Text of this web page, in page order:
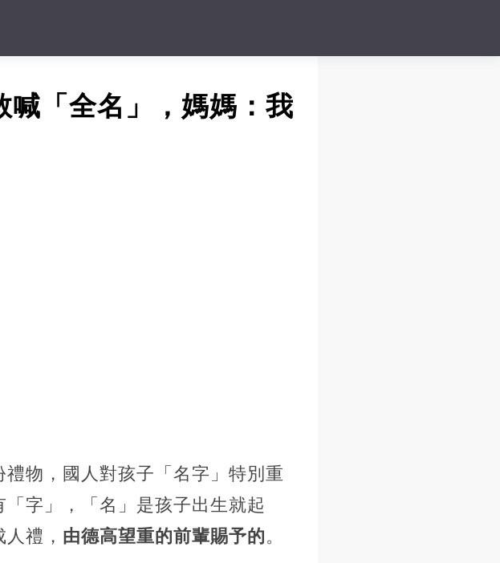
喊「全名」，媽媽：我
物，國人對孩子「名字」特別重
字」，「名」是孩子出生就起
禮， 由德高望重的前輩賜予的。